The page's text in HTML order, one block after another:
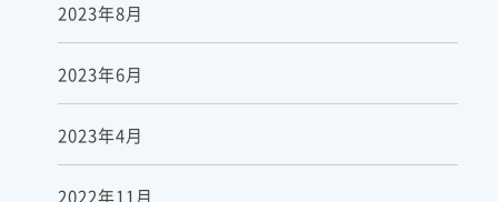
2023年8月
2023年6月
2023年4月
2022年11月